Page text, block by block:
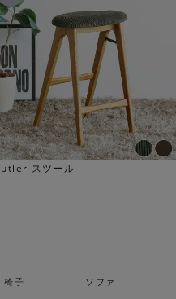
水や湿気に強く、キッチ
いいただけます。
スツール
椅子 ソファ